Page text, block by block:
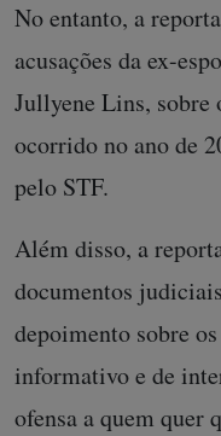
No entanto, a
acusações da ex-
Jullyene Lins, sobre
ocorrido no ano de
pelo STF.
Além disso, a
documentos
depoimento sobre
informativo e de
ofensa a quem quer